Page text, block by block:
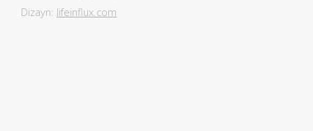
Dizayn: lifeinflux.com